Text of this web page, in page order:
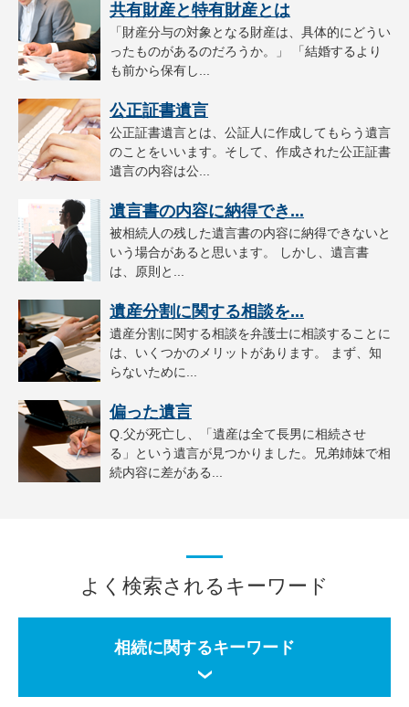
共有財産と特有財産とは
「財産分与の対象となる財産は、具体的にどうい
ったものがあるのだろうか。」 「結婚するより
も前から保有し...
公正証書遺言
公正証書遺言とは、公証人に作成してもらう遺言
のことをいいます。そして、作成された公正証書
遺言の内容は公...
遺言書の内容に納得でき...
被相続人の残した遺言書の内容に納得できないと
いう場合があると思います。 しかし、遺言書
は、原則と...
遺産分割に関する相談を...
遺産分割に関する相談を弁護士に相談することに
は、いくつかのメリットがあります。 まず、知
らないために...
偏った遺言
Q.父が死亡し、「遺産は全て長男に相続させ
る」という遺言が見つかりました。兄弟姉妹で相
続内容に差がある...
よく検索されるキーワード
相続に関するキーワード